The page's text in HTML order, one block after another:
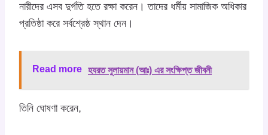
নারীদের এসব দুর্গতি হতে রক্ষা করেন। তাদের ধর্মীয় সামাজিক অধিকার
প্রতিষ্ঠা করে সর্বশ্রেষ্ঠ স্থান দেন।
Read more হযরত সুলায়মান (আঃ) এর সংক্ষিপ্ত জীবনী
তিনি ঘোষণা করেন,